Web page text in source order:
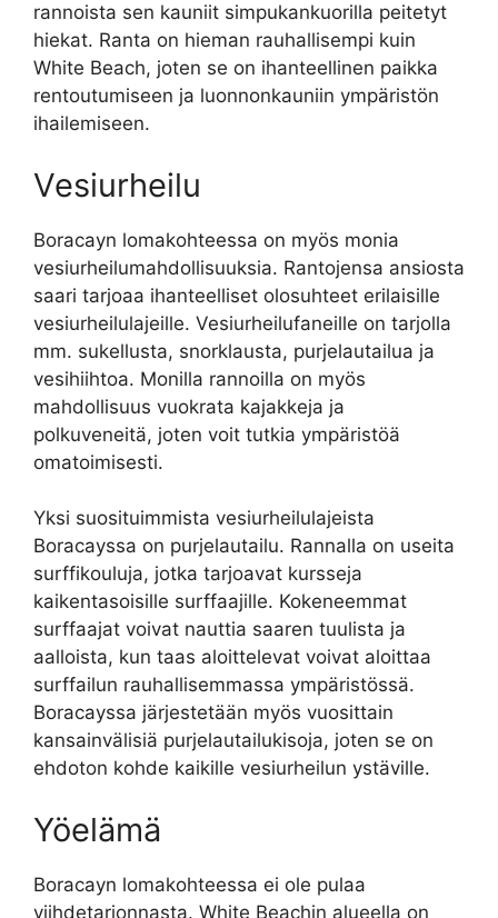
rannoista sen kauniit simpukankuorilla peitetyt
hiekat. Ranta on hieman rauhallisempi kuin
White Beach, joten se on ihanteellinen paikka
rentoutumiseen ja luonnonkauniin ympäristön
ihailemiseen.
Vesiurheilu
Boracayn lomakohteessa on myös monia
vesiurheilumahdollisuuksia. Rantojensa ansiosta
saari tarjoaa ihanteelliset olosuhteet erilaisille
vesiurheilulajeille. Vesiurheilufaneille on tarjolla
mm. sukellusta, snorklausta, purjelautailua ja
vesihiihtoa. Monilla rannoilla on myös
mahdollisuus vuokrata kajakkeja ja
polkuveneitä, joten voit tutkia ympäristöä
omatoimisesti.
Yksi suosituimmista vesiurheilulajeista
Boracayssa on purjelautailu. Rannalla on useita
surffikouluja, jotka tarjoavat kursseja
kaikentasoisille surffaajille. Kokeneemmat
surffaajat voivat nauttia saaren tuulista ja
aalloista, kun taas aloittelevat voivat aloittaa
surffailun rauhallisemmassa ympäristössä.
Boracayssa järjestetään myös vuosittain
kansainvälisiä purjelautailukisoja, joten se on
ehdoton kohde kaikille vesiurheilun ystäville.
Yöelämä
Boracayn lomakohteessa ei ole pulaa
viihdetarjonnasta. White Beachin alueella on